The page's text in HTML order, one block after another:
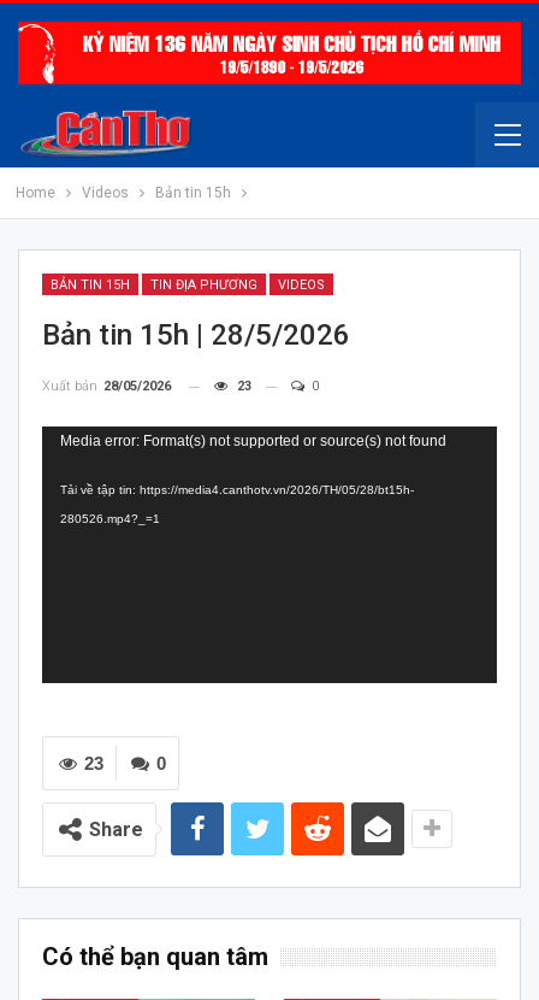
Home Videos Bản tin 15h
BẢN TIN 15H TIN ĐỊA PHƯƠNG VIDEOS
Bản tin 15h | 28/5/2026
Xuất bản 28/05/2026 23 0
Trình
Video
Media error: Format(s) not supported or source(s) not found
Tải về tập tin: https://media4.canthotv.vn/2026/TH/05/28/bt15h-
280526.mp4?_=1
0
23
Share
Có thể bạn quan tâm